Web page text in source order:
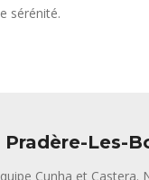
sérénité.
Pradère-Les-
Cunha et